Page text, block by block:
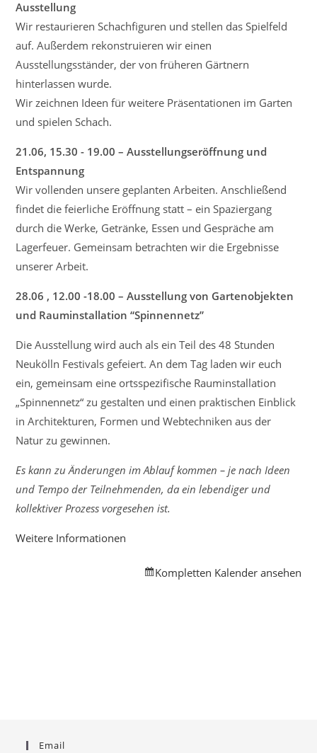
Ausstellung
Wir restaurieren Schachfiguren und stellen das Spielfeld
auf. Außerdem rekonstruieren wir einen
Ausstellungsständer, der von früheren Gärtnern
hinterlassen wurde.
Wir zeichnen Ideen für weitere Präsentationen im Garten
und spielen Schach.
21.06, 15.30 - 19.00 – Ausstellungseröffnung und
Entspannung
Wir vollenden unsere geplanten Arbeiten. Anschließend
findet die feierliche Eröffnung statt – ein Spaziergang
durch die Werke, Getränke, Essen und Gespräche am
Lagerfeuer. Gemeinsam betrachten wir die Ergebnisse
unserer Arbeit.
28.06 , 12.00 -18.00 – Ausstellung von Gartenobjekten
und Rauminstallation “Spinnennetz”
Die Ausstellung wird auch als ein Teil des 48 Stunden
Neukölln Festivals gefeiert. An dem Tag laden wir euch
ein, gemeinsam eine ortsspezifische Rauminstallation
„Spinnennetz“ zu gestalten und einen praktischen Einblick
in Architekturen, Formen und Webtechniken aus der
Natur zu gewinnen.
Es kann zu Änderungen im Ablauf kommen – je nach Ideen
und Tempo der Teilnehmenden, da ein lebendiger und
kollektiver Prozess vorgesehen ist.
Weitere Informationen
Kompletten Kalender ansehen
Email